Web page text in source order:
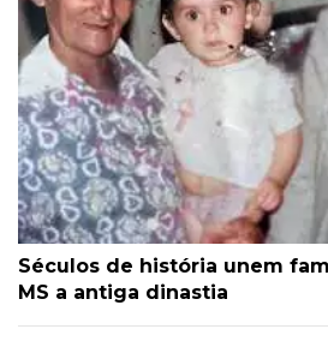
Séculos de história unem
MS a antiga dinastia